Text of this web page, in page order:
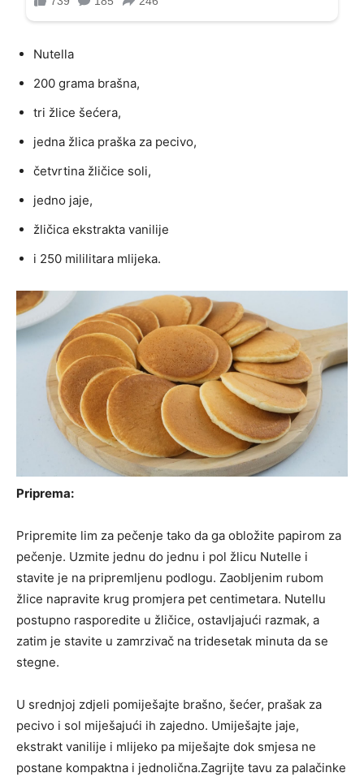
Nutella
200 grama brašna,
tri žlice šećera,
jedna žlica praška za pecivo,
četvrtina žličice soli,
jedno jaje,
žličica ekstrakta vanilije
i 250 mililitara mlijeka.
Priprema:
Pripremite lim za pečenje tako da ga obložite papirom za
pečenje. Uzmite jednu do jednu i pol žlicu Nutelle i
stavite je na pripremljenu podlogu. Zaobljenim rubom
žlice napravite krug promjera pet centimetara. Nutellu
postupno rasporedite u žličice, ostavljajući razmak, a
zatim je stavite u zamrzivač na tridesetak minuta da se
stegne.
U srednjoj zdjeli pomiješajte brašno, šećer, prašak za
pecivo i sol miješajući ih zajedno. Umiješajte jaje,
ekstrakt vanilije i mlijeko pa miješajte dok smjesa ne
postane kompaktna i jednolična.Zagrijte tavu za palačinke